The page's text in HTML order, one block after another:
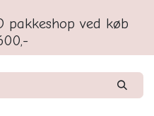
pakkeshop ved køb